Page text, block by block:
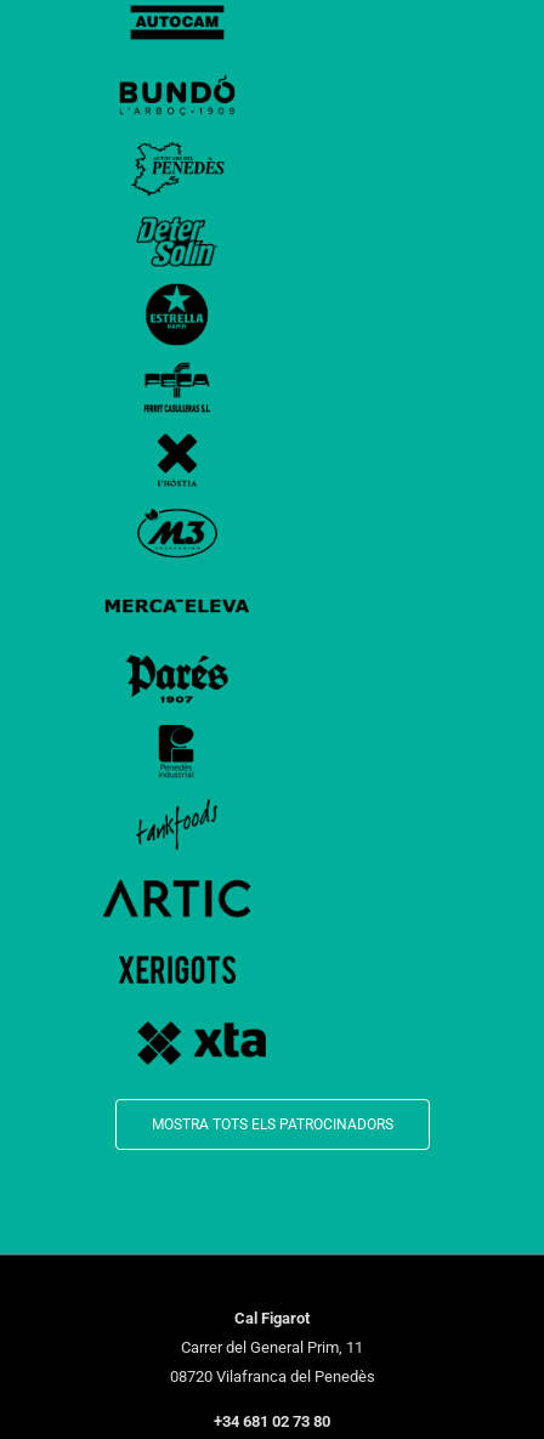
MOSTRA TOTS ELS PATROCINADORS
Cal Figarot
Carrer del General Prim, 11
08720 Vilafranca del Penedès
+34 681 02 73 80